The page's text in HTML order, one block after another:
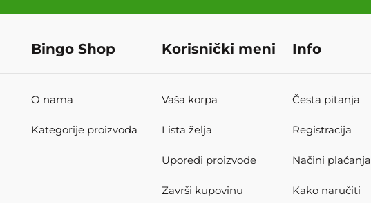
Bingo Shop
O nama
Kategorije proizvoda
Korisnički meni
Vaša korpa
Lista želja
Uporedi proizvode
Završi kupovinu
Info
Česta pitanja
Registracija
Načini plaćanja
Kako naručiti